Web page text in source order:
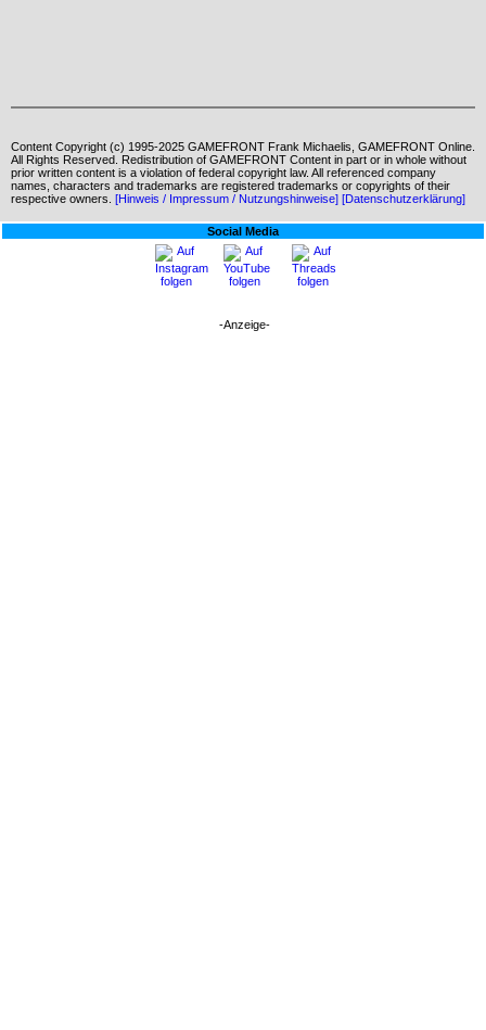
Content Copyright (c) 1995-2025 GAMEFRONT Frank Michaelis, GAMEFRONT Online.
All Rights Reserved. Redistribution of GAMEFRONT Content in part or in whole without
prior written content is a violation of federal copyright law. All referenced company
names, characters and trademarks are registered trademarks or copyrights of their
respective owners. [Hinweis / Impressum / Nutzungshinweise] [Datenschutzerklärung]
Social Media
-Anzeige-